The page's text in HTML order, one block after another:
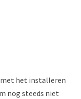
met het installeren
nog steeds niet